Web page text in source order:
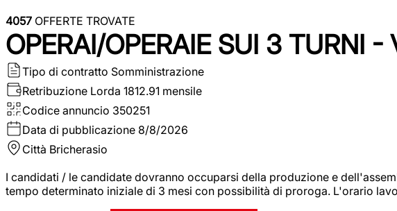
4057 OFFERTE TROVATE
OPERAI/OPERAIE SUI 3 TURNI -
Tipo di contratto Somministrazione
Retribuzione Lorda 1812.91 mensile
Codice annuncio 350251
Data di pubblicazione 8/8/2026
Città Bricherasio
I candidati / le candidate dovranno occuparsi della produzione e
tempo determinato iniziale di 3 mesi con possibilità di proroga. L'orario